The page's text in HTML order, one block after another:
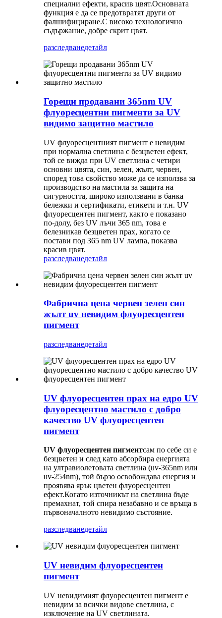
специални ефекти, красив цвят.Основната
функция е да се предотвратят други от
фалшифициране.С високо технологично
съдържание, добре скрит цвят.
разследванедетайл
Горещи продавани 365nm UV
флуоресцентни пигменти за UV
видимо защитно мастило
UV флуоресцентният пигмент е невидим
при нормална светлина с безцветен ефект,
той се вижда при UV светлина с четири
основни цвята, син, зелен, жълт, червен,
според това свойство може да се използва за
производство на мастила за защита на
сигурността, широко използвани в банка
бележки и сертификати, етикети и т.н. UV
флуоресцентен пигмент, както е показано
по-долу, без UV лъчи 365 nm, това е
белезникав безцветен прах, когато се
постави под 365 nm UV лампа, показва
красив цвят.
разследванедетайл
Фабрична цена червен зелен син
жълт uv невидим флуоресцентен
пигмент
разследванедетайл
UV флуоресцентен прах на едро UV
флуоресцентно мастило с добро
качество UV флуоресцентен
пигмент
UV флуоресцентен пигментсам по себе си е
безцветен и след като абсорбира енергията
на ултравиолетовата светлина (uv-365nm или
uv-254nm), той бързо освобождава енергия и
проявява ярък цветен флуоресцентен
ефект.Когато източникът на светлина бъде
премахнат, той спира незабавно и се връща в
първоначалното невидимо състояние.
разследванедетайл
UV невидим флуоресцентен
пигмент
UV невидимият флуоресцентен пигмент е
невидим за всички видове светлина, с
изключение на UV светлината.